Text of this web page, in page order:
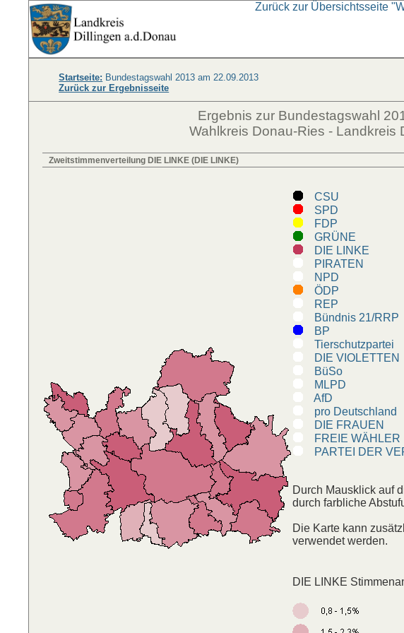
Zurück zur Übersichtsseite
Startseite: Bundestagswahl 2013 am 22.09.2013
Zurück zur Ergebnisseite
Ergebnis zur Bundestagswahl
Wahlkreis Donau-Ries - Landkreis
Zweitstimmenverteilung DIE LINKE (DIE LINKE)
CSU
SPD
FDP
GRÜNE
DIE LINKE
PIRATEN
NPD
ÖDP
REP
Bündnis 21/RRP
BP
Tierschutzpartei
DIE VIOLETTEN
BüSo
MLPD
AfD
pro Deutschland
DIE FRAUEN
FREIE WÄHLER
PARTEI DER
Durch Mausklick auf
durch farbliche
Die Karte kann
verwendet werden.
DIE LINKE